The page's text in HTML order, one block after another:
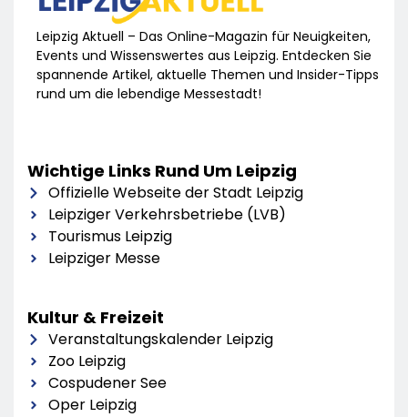
Leipzig Aktuell – Das Online-Magazin für Neuigkeiten,
Events und Wissenswertes aus Leipzig. Entdecken Sie
spannende Artikel, aktuelle Themen und Insider-Tipps
rund um die lebendige Messestadt!
Wichtige Links Rund Um Leipzig
Offizielle Webseite der Stadt Leipzig
Leipziger Verkehrsbetriebe (LVB)
Tourismus Leipzig
Leipziger Messe
Kultur & Freizeit
Veranstaltungskalender Leipzig
Zoo Leipzig
Cospudener See
Oper Leipzig